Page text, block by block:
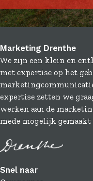
p
F
a
e
b
o
o
k
p
X
p
L
i
n
k
e
d
I
n
p
e
-
m
a
i
l
Marketing Drenthe
We zijn een klein en
met expertise op het
expertise zetten we
werken aan de
mede mogelijk
Snel naar